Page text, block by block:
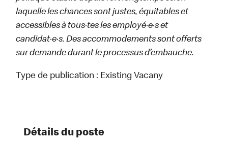
laquelle les chances sont justes, équitables et
accessibles à tous·tes les employé·e·s et
candidat·e·s. Des accommodements sont offerts
sur demande durant le processus d’embauche.
Type de publication : Existing Vacany
Détails du poste